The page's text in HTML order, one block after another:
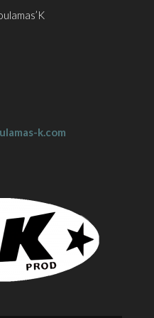
k.com